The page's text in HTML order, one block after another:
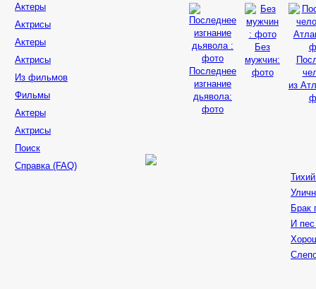
Актеры
Актрисы
Актеры
Актрисы
Из фильмов
Фильмы
Актеры
Актрисы
Поиск
Справка (FAQ)
Последнее
изгнание
дьявола:
фото
Без
мужчин:
фото
из
Брак
И